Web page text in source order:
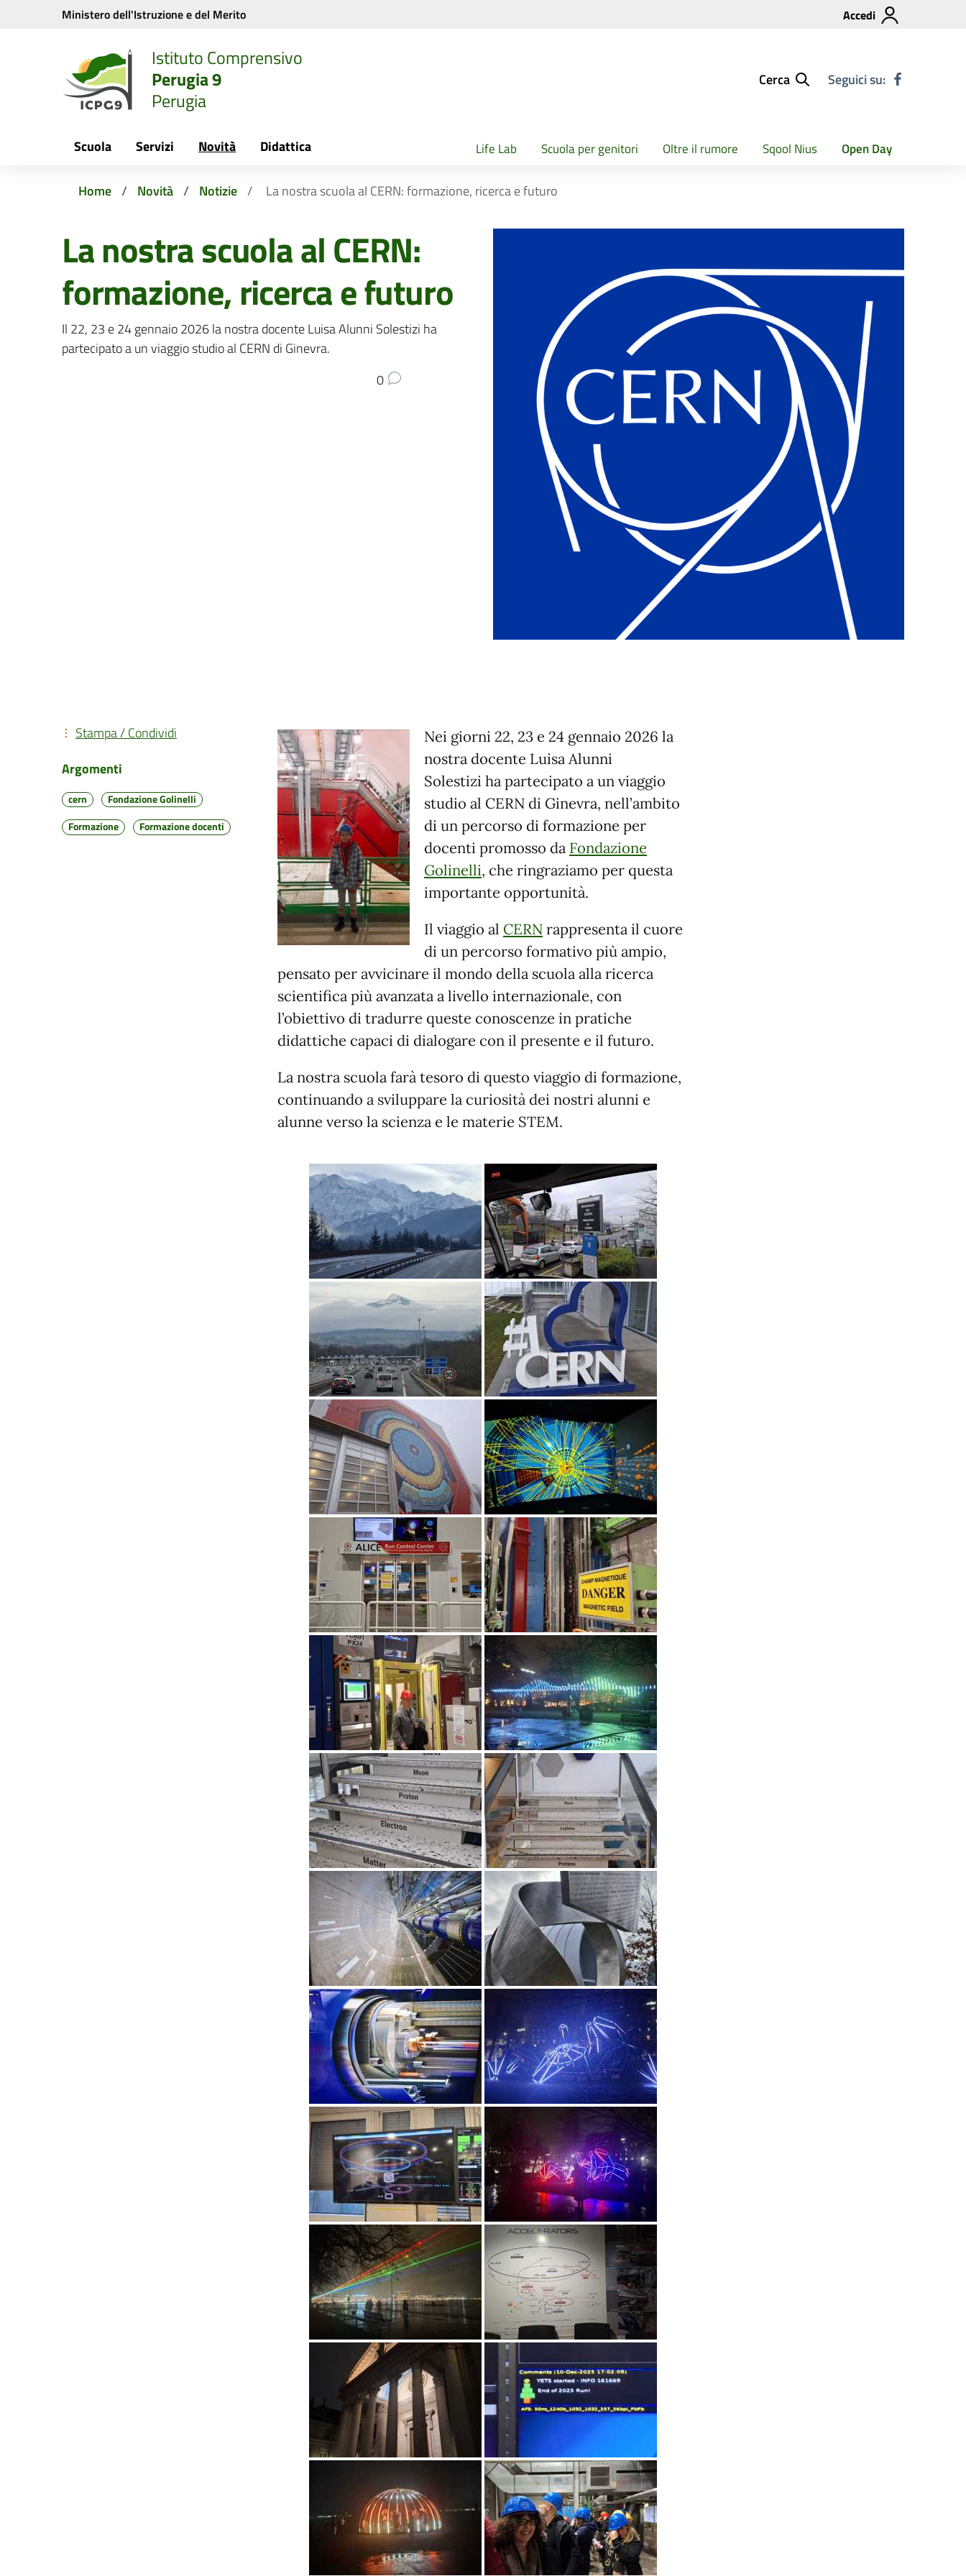
Vai ai contenuti
Vai al menu di navigazione
Ministero dell'Istruzione e del Merito Accedi
Istituto Comprensivo
Perugia 9
Perugia
Cerca Seguici su:
Scuola Servizi Novità Didattica Life Lab Scuola per genitori Oltre il rumore Sqool Nius Open Day
Home Novità Notizie La nostra scuola al CERN: formazione, ricerca e futuro
La nostra scuola al CERN:
formazione, ricerca e futuro
Il 22, 23 e 24 gennaio 2026 la nostra docente Luisa Alunni Solestizi ha
partecipato a un viaggio studio al CERN di Ginevra.
0
Nei giorni 22, 23 e 24 gennaio 2026 la
nostra docente Luisa Alunni
Solestizi ha partecipato a un viaggio
studio al CERN di Ginevra, nell’ambito
di un percorso di formazione per
docenti promosso da Fondazione
Golinelli, che ringraziamo per questa
importante opportunità.
Il viaggio al CERNrappresenta il cuore
di un percorso formativo più ampio,
pensato per avvicinare il mondo della scuola alla ricerca
scientifica più avanzata a livello internazionale, con
l’obiettivo di tradurre queste conoscenze in pratiche
didattiche capaci di dialogare con il presente e il futuro.
La nostra scuola farà tesoro di questo viaggio di formazione,
continuando a sviluppare la curiosità dei nostri alunni e
alunne verso la scienza e le materie STEM.
Stampa / Condividi
Argomenti
cern
Fondazione Golinelli
Formazione
Formazione docenti